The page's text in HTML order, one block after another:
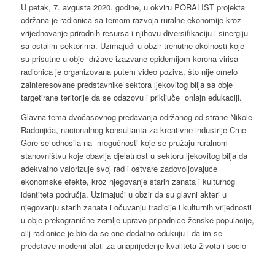
U petak, 7. avgusta 2020. godine, u okviru PORALIST projekta
održana je radionica sa temom razvoja ruralne ekonomije kroz
vrijednovanje prirodnih resursa i njihovu diversifikaciju i sinergiju
sa ostalim sektorima. Uzimajući u obzir trenutne okolnosti koje
su prisutne u obje države izazvane epidemijom korona virisa
radionica je organizovana putem video poziva, što nije omelo
zainteresovane predstavnike sektora ljekovitog bilja sa obje
targetirane teritorije da se odazovu i priključe onlajn edukaciji.
Glavna tema dvočasovnog predavanja održanog od strane Nikole
Radonjića, nacionalnog konsultanta za kreativne industrije Crne
Gore se odnosila na mogućnosti koje se pružaju ruralnom
stanovništvu koje obavlja djelatnost u sektoru ljekovitog bilja da
adekvatno valorizuje svoj rad i ostvare zadovoljovajuće
ekonomske efekte, kroz njegovanje starih zanata i kulturnog
identiteta područja. Uzimajući u obzir da su glavni akteri u
njegovanju starih zanata i očuvanju tradicije i kulturnih vrijednosti
u obje prekogranične zemlje upravo pripadnice ženske populacije,
cilj radionice je bio da se one dodatno edukuju i da im se
predstave moderni alati za unaprijeđenje kvaliteta života i socio-